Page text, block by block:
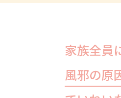
家族全員
風邪の原